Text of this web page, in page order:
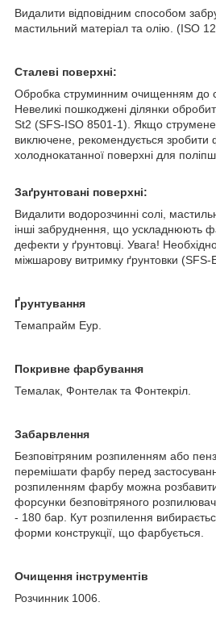
Видалити відповідним способом
мастильний матеріал та олію. (ІSO
Сталеві поверхні:
Обробка струминним очищенням до
Невеликі пошкоджені ділянки
St2 (SFS-ISO 8501-1). Якщо
виключене, рекомендується зробити
холоднокатанної поверхні для
Заґрунтовані поверхні:
Видалити водорозчинні солі,
інші забруднення, що ускладнюють
дефекти у ґрунтовці. Увага!
міжшарову витримку ґрунтовки (SFS-
Ґрунтування
Темапрайм Еур.
Покривне фарбування
Темалак, Фонтелак та Фонтекріл.
Забарвлення
Безповітряним розпиленням або
перемішати фарбу перед
розпиленням фарбу можна
форсунки безповітряного
- 180 бар. Кут розпилення
форми конструкції, що фарбується.
Очищення інструментів
Розчинник 1006.